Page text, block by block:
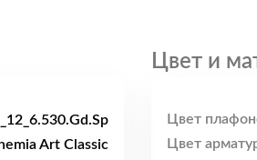
Art Classic
Цвет и
Цвет
Цвет